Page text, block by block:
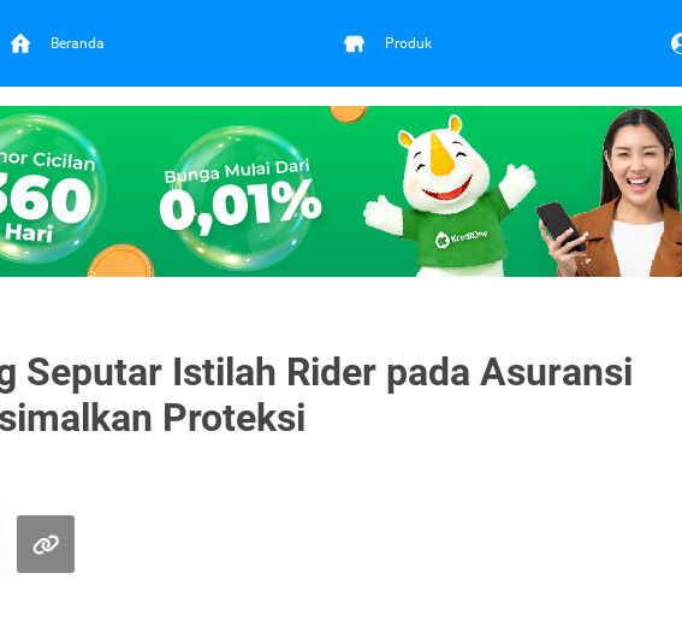
Beranda Produk
Seputar Istilah Rider pada Asuransi
Proteksi